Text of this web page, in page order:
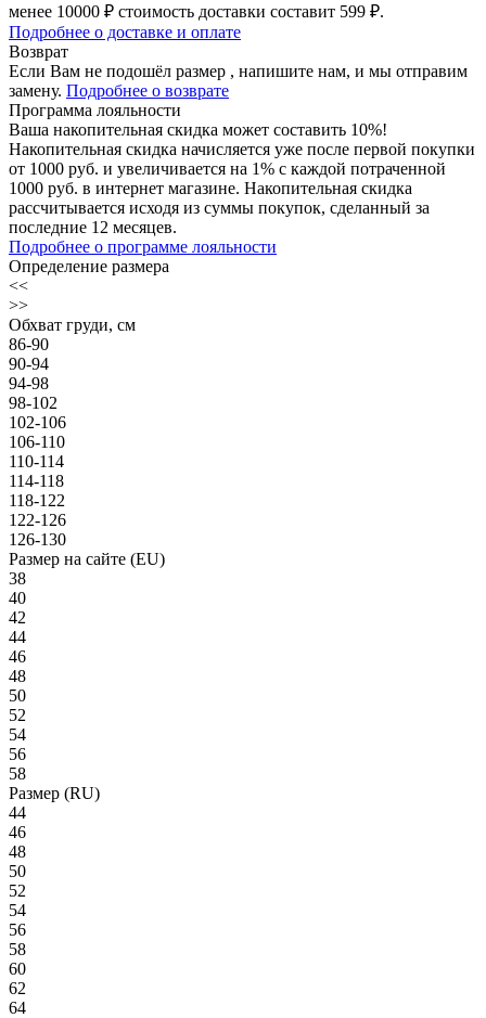
менее 10000 ₽ стоимость доставки составит 599 ₽.
Подробнее о доставке и оплате
Возврат
Если Вам не подошёл размер , напишите нам, и мы отправим
замену. Подробнее о возврате
Программа лояльности
Ваша накопительная скидка может составить 10%!
Накопительная скидка начисляется уже после первой покупки
от 1000 руб. и увеличивается на 1% с каждой потраченной
1000 руб. в интернет магазине. Накопительная скидка
рассчитывается исходя из суммы покупок, сделанный за
последние 12 месяцев.
Подробнее о программе лояльности
Определение размера
<<
>>
Обхват груди, см
86-90
90-94
94-98
98-102
102-106
106-110
110-114
114-118
118-122
122-126
126-130
Размер на сайте (EU)
38
40
42
44
46
48
50
52
54
56
58
Размер (RU)
44
46
48
50
52
54
56
58
60
62
64